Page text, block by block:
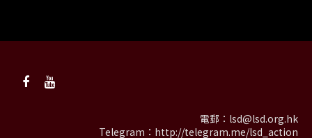
電郵： lsd@lsd.org.hk
Telegram： http://telegram.me/lsd_action